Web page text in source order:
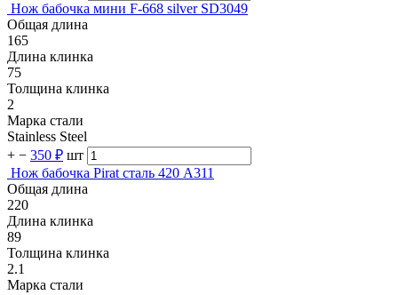
Нож бабочка мини F-668 silver SD3049
Общая длина
165
Длина клинка
75
Толщина клинка
2
Марка стали
Stainless Steel
+ − 350 ₽ шт
Нож бабочка Pirat сталь 420 A311
Общая длина
220
Длина клинка
89
Толщина клинка
2.1
Марка стали